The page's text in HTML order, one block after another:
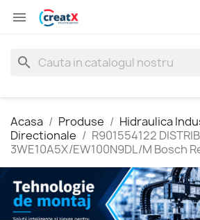

search
Acasa Produse Hidraulica
Directionale
R901554122
3WE10A5X/EW100N9DL/M Bosch